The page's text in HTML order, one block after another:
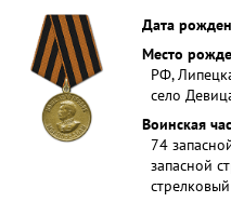
Дата
Место
РФ,
село
Воинская
74
запасной